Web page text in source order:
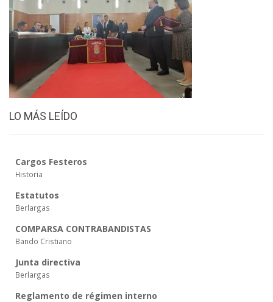
LO MÁS LEÍDO
Cargos Festeros
Historia
Estatutos
Berlargas
COMPARSA CONTRABANDISTAS
Bando Cristiano
Junta directiva
Berlargas
Reglamento de régimen interno